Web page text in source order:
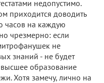
недопустимо.
приходится доводить
часов на каждую
чрезмерно: если
не
знаний - не будет
образование
Хотя замечу, лично на